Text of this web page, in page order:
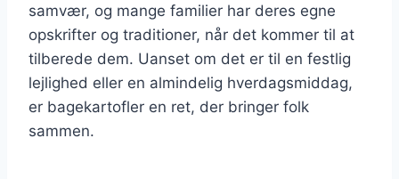
samvær, og mange familier har deres egne
opskrifter og traditioner, når det kommer til at
tilberede dem. Uanset om det er til en festlig
lejlighed eller en almindelig hverdagsmiddag,
er bagekartofler en ret, der bringer folk
sammen.